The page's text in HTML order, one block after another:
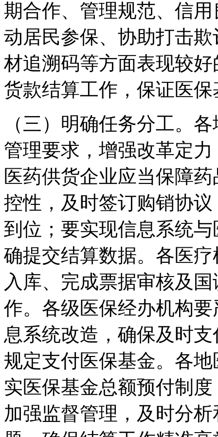
期合作、管理规范、信
动居民参保、协助打击
材追溯码等方面表现较
货款结算工作，保证医
（三）明确任务分工。
管理要求，增强改革定
医药供货企业应当保障
控性，及时签订购销协
到位；要实现信息系统
确提交结算数据。各医
入库、完成票据审核及
作。各级医保经办机构
息系统改造，确保及时
规定支付医保基金。各
实医保基金总额预付制
加强监督管理，及时分